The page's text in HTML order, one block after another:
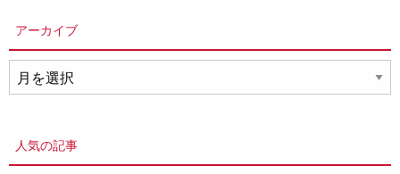
アーカイブ
ー
人気の記事